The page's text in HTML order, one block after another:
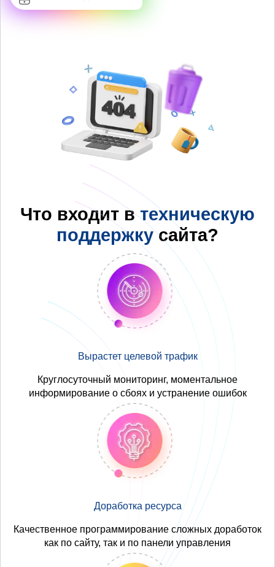
Что входит в техническую
поддержку сайта?
Вырастет целевой трафик
Круглосуточный мониторинг, моментальное
информирование о сбоях и устранение ошибок
Доработка ресурса
Качественное программирование сложных доработок
как по сайту, так и по панели управления